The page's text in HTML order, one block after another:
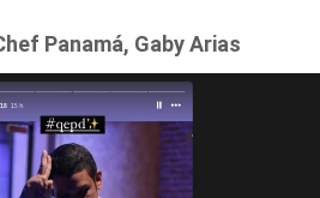
Panamá, Gaby Arias